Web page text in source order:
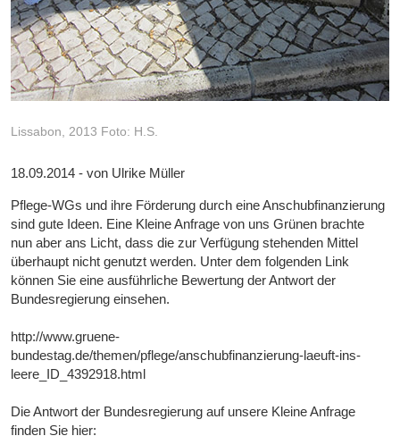
Lissabon, 2013 Foto: H.S.
18.09.2014 - von Ulrike Müller
Pflege-WGs und ihre Förderung durch eine Anschubfinanzierung
sind gute Ideen. Eine Kleine Anfrage von uns Grünen brachte
nun aber ans Licht, dass die zur Verfügung stehenden Mittel
überhaupt nicht genutzt werden. Unter dem folgenden Link
können Sie eine ausführliche Bewertung der Antwort der
Bundesregierung einsehen.
http://www.gruene-
bundestag.de/themen/pflege/anschubfinanzierung-laeuft-ins-
leere_ID_4392918.html
Die Antwort der Bundesregierung auf unsere Kleine Anfrage
finden Sie hier: